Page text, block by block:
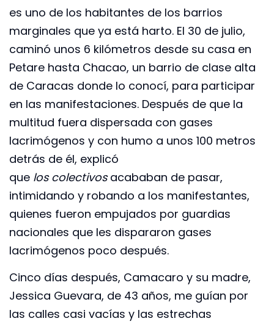
es uno de los habitantes de los barrios
marginales que ya está harto. El 30 de julio,
caminó unos 6 kilómetros desde su casa en
Petare hasta Chacao, un barrio de clase alta
de Caracas donde lo conocí, para participar
en las manifestaciones. Después de que la
multitud fuera dispersada con gases
lacrimógenos y con humo a unos 100 metros
detrás de él, explicó
que los colectivosacababan de pasar,
intimidando y robando a los manifestantes,
quienes fueron empujados por guardias
nacionales que les dispararon gases
lacrimógenos poco después.
Cinco días después, Camacaro y su madre,
Jessica Guevara, de 43 años, me guían por
las calles casi vacías y las estrechas